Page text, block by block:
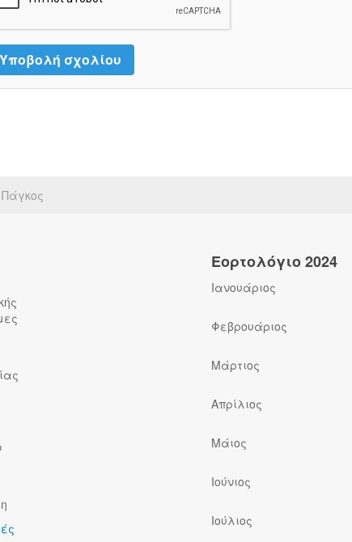
Πάγκος
Εορτολόγιο 2024
Ιανουάριος
Φεβρουάριος
Μάρτιος
Απρίλιος
Μάιος
Ιούνιος
Ιούλιος